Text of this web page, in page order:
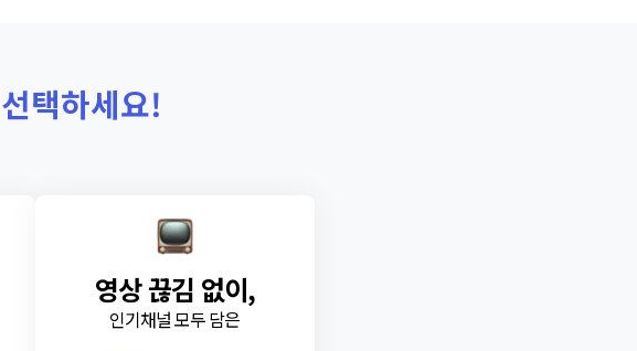
택하세요!
영상 끊김 없이,
인기채널 모두 담은